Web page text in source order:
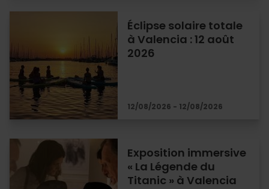
Éclipse solaire totale
à Valencia : 12 août
2026
12/08/2026 - 12/08/2026
Exposition immersive
« La Légende du
Titanic » à Valencia